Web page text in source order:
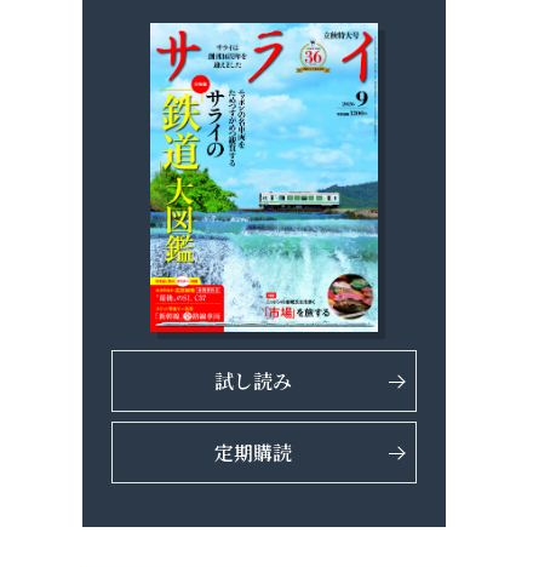
試し読み
定期購読